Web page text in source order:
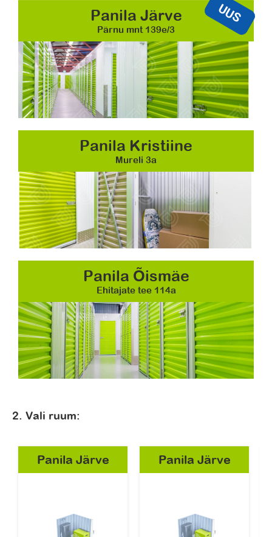
Panila Järve
Pärnu mnt 139e/3
UUS
Panila Kristiine
Mureli 3a
Panila Õismäe
Ehitajate tee 114a
2. Vali ruum:
Panila Järve Panila Järve